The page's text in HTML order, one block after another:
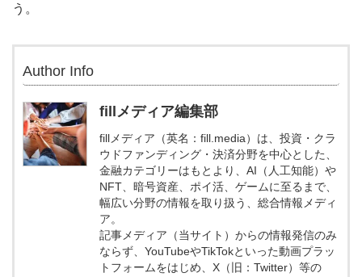
う。
Author Info
fillメディア編集部
fillメディア（英名：fill.media）は、投資・クラ
ウドファンディング・決済分野を中心とした、
金融カテゴリーはもとより、AI（人工知能）や
NFT、暗号資産、ポイ活、ゲームに至るまで、
幅広い分野の情報を取り扱う、総合情報メディ
ア。
記事メディア（当サイト）からの情報発信のみ
ならず、YouTubeやTikTokといった動画プラッ
トフォームをはじめ、X（旧：Twitter）等の